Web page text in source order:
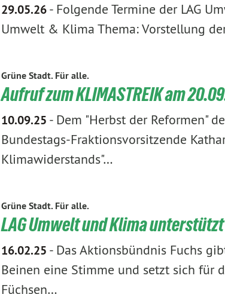
29.05.26- Folgende Termine der LAG
Umwelt & Klima Thema: Vorstellung
Grüne Stadt. Für alle.
Aufruf zum KLIMASTREIK am
10.09.25 - Dem "Herbst der Reformen"
Bundestags-Fraktionsvorsitzende
Klimawiderstands"…
Grüne Stadt. Für alle.
LAG Umwelt und Klima
16.02.25 - Das Aktionsbündnis Fuchs
Beinen eine Stimme und setzt sich für
Füchsen…